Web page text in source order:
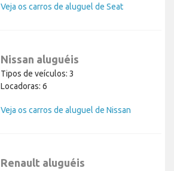
Veja os carros de aluguel de Seat
Nissan aluguéis
Tipos de veículos: 3
Locadoras: 6
Veja os carros de aluguel de Nissan
Renault aluguéis